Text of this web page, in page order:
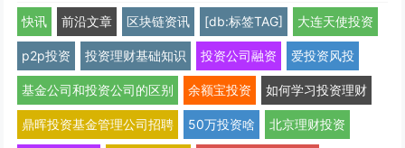
快讯 前沿文章 区块链资讯 [db:标签TAG] 大连天使投资
p2p投资 投资理财基础知识 投资公司融资 爱投资风投
基金公司和投资公司的区别 余额宝投资 如何学习投资理财
鼎晖投资基金管理公司招聘 50万投资啥 北京理财投资